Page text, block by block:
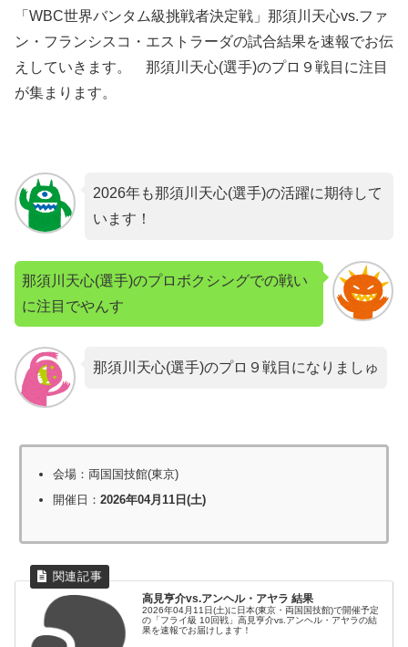
「WBC世界バンタム級挑戦者決定戦」那須川天心vs.ファ
ン・フランシスコ・エストラーダの試合結果を速報でお伝
えしていきます。 那須川天心(選手)のプロ９戦目に注目
が集まります。
2026年も那須川天心(選手)の活躍に期待して
います！
那須川天心(選手)のプロボクシングでの戦い
に注目でやんす
那須川天心(選手)のプロ９戦目になりましゅ
会場：両国国技館(東京)
開催日： 2026年04月11日(土)
高見亨介vs.アンヘル・アヤラ 結果
2026年04月11日(土)に日本(東京・両国国技館)で開催予定
の「フライ級 10回戦」高見亨介vs.アンヘル・アヤラの結
果を速報でお届けします！